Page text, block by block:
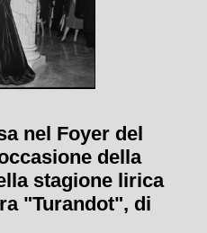
nel Foyer del
della
stagione lirica
"Turandot", di